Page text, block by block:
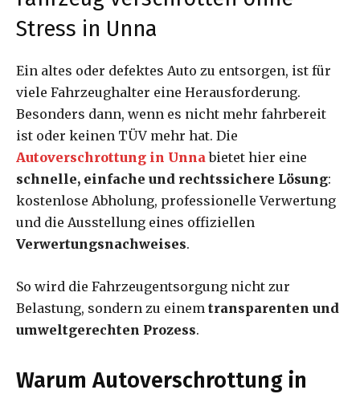
Stress in Unna
Ein altes oder defektes Auto zu entsorgen, ist für
viele Fahrzeughalter eine Herausforderung.
Besonders dann, wenn es nicht mehr fahrbereit
ist oder keinen TÜV mehr hat. Die
Autoverschrottung in Unnabietet hier eine
schnelle, einfache und rechtssichere Lösung:
kostenlose Abholung, professionelle Verwertung
und die Ausstellung eines offiziellen
Verwertungsnachweises.
So wird die Fahrzeugentsorgung nicht zur
Belastung, sondern zu einem transparenten und
umweltgerechten Prozess.
Warum Autoverschrottung in